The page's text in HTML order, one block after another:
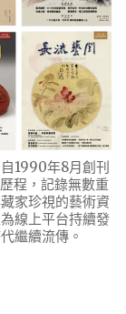
1990年8月創刊
程，記錄無數重
家珍視的藝術資
線上平台持續發
繼續流傳。